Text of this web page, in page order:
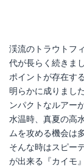
渓流のトラウトフ
代が長らく続きま
ポイントが存在す
明らかに成りまし
ンパクトなルアー
水温時、真夏の高
ムを攻める機会は
そんな時はスピー
が出来る『カイモ